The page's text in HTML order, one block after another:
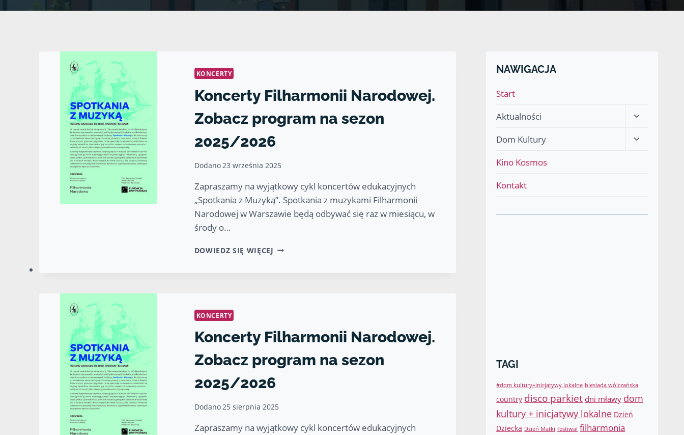
KONCERTY
Koncerty Filharmonii Narodowej.
Zobacz program na sezon
2025/2026
Dodano 23 września 2025
Zapraszamy na wyjątkowy cykl koncertów edukacyjnych
„Spotkania z Muzyką”. Spotkania z muzykami Filharmonii
Narodowej w Warszawie będą odbywać się raz w miesiącu, w
środy o…
DOWIEDZ SIĘ WIĘCEJ KONCERTY
KONCERTY
Koncerty Filharmonii Narodowej.
Zobacz program na sezon
2025/2026
Dodano25 sierpnia 2025
Zapraszamy na wyjątkowy cykl koncertów edukacyjnych
NAWIGACJA
Start
Aktualności
Przełącz
podrzędne
Dom Kultury
Przełącz
Kino Kosmos
Kontakt
TAGI
#dom kultury+inicjatywy lokalne biesiada wólczańska
country disco parkiet dni mławy dom
kultury + inicjatywy lokalne Dzień
Dziecka Dzień Matki festiwal filharmonia